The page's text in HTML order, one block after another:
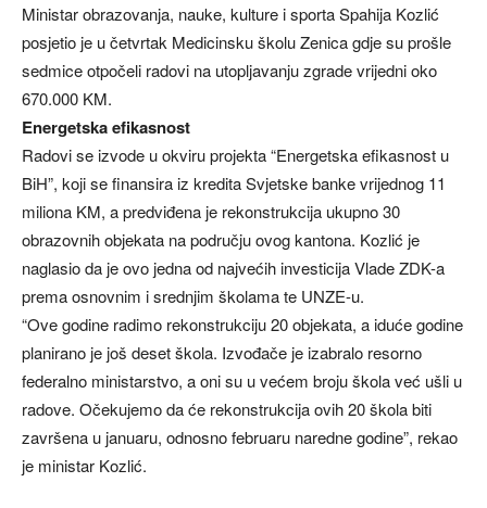
Ministar obrazovanja, nauke, kulture i sporta Spahija Kozlić
posjetio je u četvrtak Medicinsku školu Zenica gdje su prošle
sedmice otpočeli radovi na utopljavanju zgrade vrijedni oko
670.000 KM.
Energetska efikasnost
Radovi se izvode u okviru projekta “Energetska efikasnost u
BiH”, koji se finansira iz kredita Svjetske banke vrijednog 11
miliona KM, a predviđena je rekonstrukcija ukupno 30
obrazovnih objekata na području ovog kantona. Kozlić je
naglasio da je ovo jedna od najvećih investicija Vlade ZDK-a
prema osnovnim i srednjim školama te UNZE-u.
“Ove godine radimo rekonstrukciju 20 objekata, a iduće godine
planirano je još deset škola. Izvođače je izabralo resorno
federalno ministarstvo, a oni su u većem broju škola već ušli u
radove. Očekujemo da će rekonstrukcija ovih 20 škola biti
završena u januaru, odnosno februaru naredne godine”, rekao
je ministar Kozlić.